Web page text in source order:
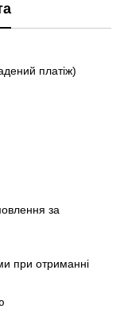
платіж)
за
при отриманні